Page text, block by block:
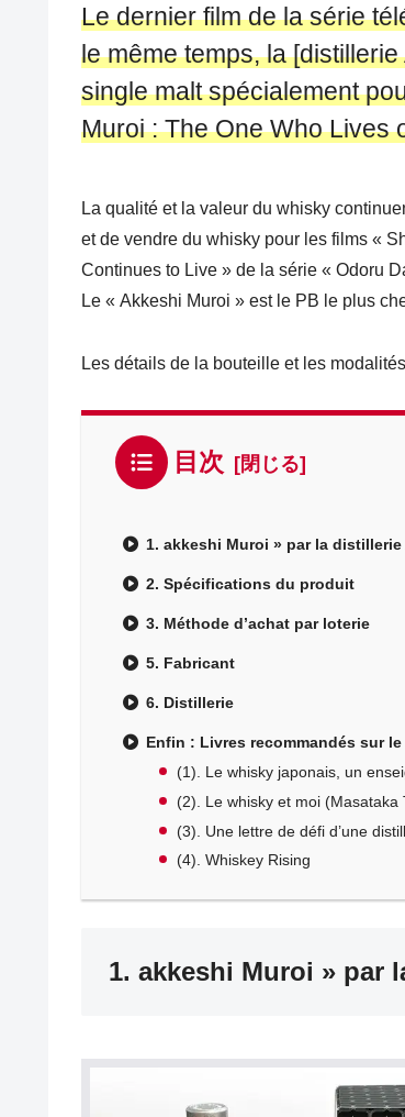
Le dernier film de la série
le même temps, la
single malt spécialement
Muroi : The One Who Lives
La qualité et la valeur du whisky
et de vendre du whisky pour les films «
Continues to Live » de la série « Odoru
Le « Akkeshi Muroi » est le PB le plus
Les détails de la bouteille et les
目次
1. akkeshi Muroi » par la
2. Spécifications du produit
3. Méthode d’achat par loterie
5. Fabricant
6. Distillerie
Enfin : Livres recommandés sur
(1). Le whisky japonais, un
(2). Le whisky et moi (Masataka
(3). Une lettre de défi d’une
(4). Whiskey Rising
1. akkeshi Muroi » par